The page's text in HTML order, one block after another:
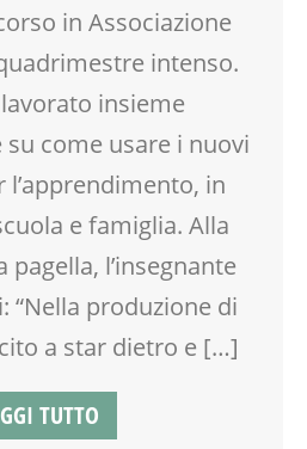
in Associazione
intenso.
insieme
su come usare i nuovi
in
e famiglia. Alla
pagella, l’insegnante
“Nella produzione di
a star dietro e […]
TUTTO